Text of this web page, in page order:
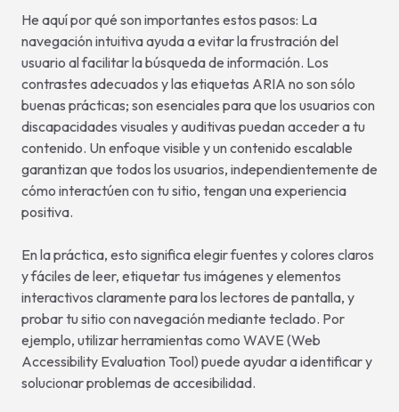
He aquí por qué son importantes estos pasos: La
navegación intuitiva ayuda a evitar la frustración del
usuario al facilitar la búsqueda de información. Los
contrastes adecuados y las etiquetas ARIA no son sólo
buenas prácticas; son esenciales para que los usuarios con
discapacidades visuales y auditivas puedan acceder a tu
contenido. Un enfoque visible y un contenido escalable
garantizan que todos los usuarios, independientemente de
cómo interactúen con tu sitio, tengan una experiencia
positiva.
En la práctica, esto significa elegir fuentes y colores claros
y fáciles de leer, etiquetar tus imágenes y elementos
interactivos claramente para los lectores de pantalla, y
probar tu sitio con navegación mediante teclado. Por
ejemplo, utilizar herramientas como WAVE (Web
Accessibility Evaluation Tool) puede ayudar a identificar y
solucionar problemas de accesibilidad.